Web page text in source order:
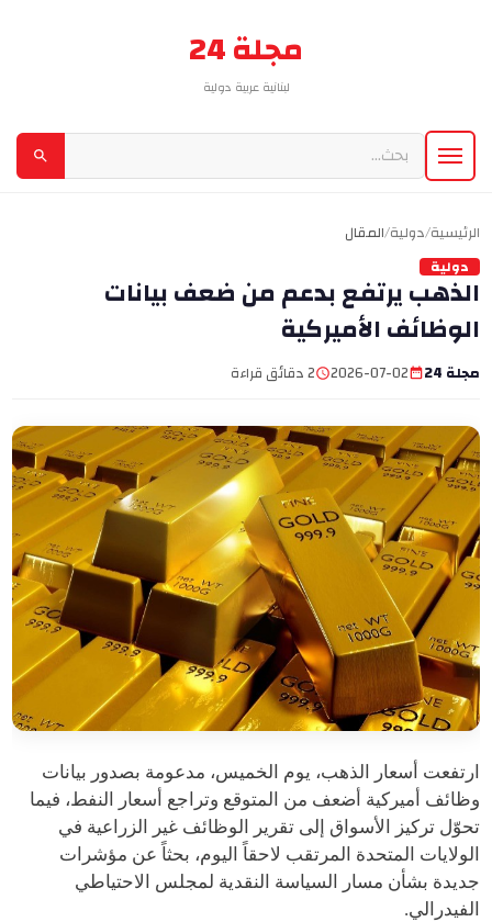
مجلة 24
لبنانية عربية دولية
الرئيسية/دولية/المقال
دولية
الذهب يرتفع بدعم من ضعف بيانات
الوظائف الأميركية
مجلة 24 2026-07-02 2 دقائق قراءة
ارتفعت أسعار الذهب، يوم الخميس، مدعومة بصدور بيانات
وظائف أميركية أضعف من المتوقع وتراجع أسعار النفط، فيما
تحوّل تركيز الأسواق إلى تقرير الوظائف غير الزراعية في
الولايات المتحدة المرتقب لاحقاً اليوم، بحثاً عن مؤشرات
جديدة بشأن مسار السياسة النقدية لمجلس الاحتياطي
الفيدرالي.